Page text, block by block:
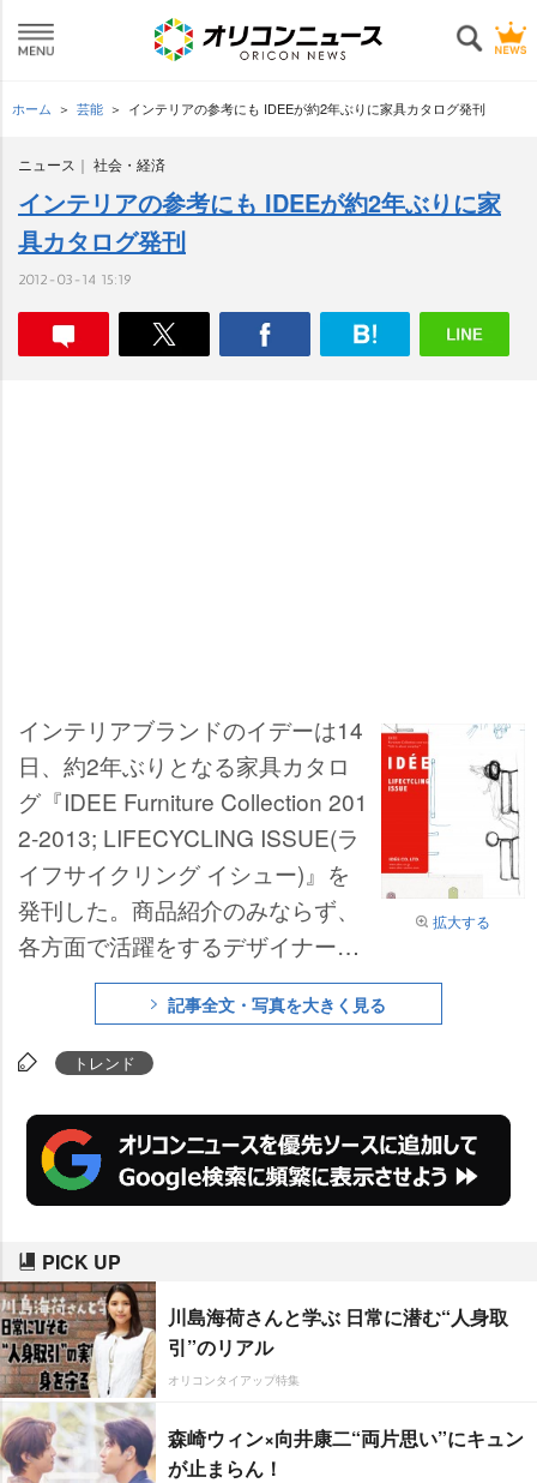
ホーム 芸能 インテリアの参考にも IDEEが約2年ぶりに家具カタログ発刊
ニュース 社会・経済
インテリアの参考にも IDEEが約2年ぶりに家
具カタログ発刊
2012-03-14 15:19
拡大する
インテリアブランドのイデーは14
日、約2年ぶりとなる家具カタロ
グ『IDEE Furniture Collection 201
2-2013; LIFECYCLING ISSUE(ラ
イフサイクリング イシュー)』を
発刊した。商品紹介のみならず、
各方面で活躍をするデザイナー
編集者によるエッセイのほか、イ
ンテリアの参考になるシーン写真
も多数収録され、ビジュアル・ブ
記事全文・写真を大きく見る
トレンド
PICK UP
川島海荷さんと学ぶ 日常に潜む“人身取
引”のリアル
オリコンタイアップ特集
森崎ウィン×向井康二“両片思い”にキュン
が止まらん！